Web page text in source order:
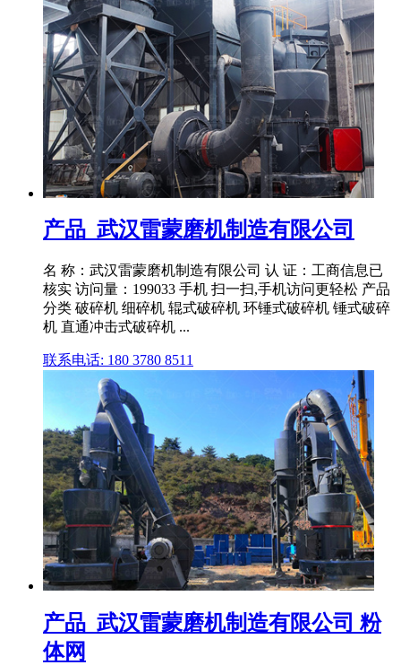
产品_武汉雷蒙磨机制造有限公司
名 称：武汉雷蒙磨机制造有限公司 认 证：工商信息已
核实 访问量：199033 手机 扫一扫,手机访问更轻松 产品
分类 破碎机 细碎机 辊式破碎机 环锤式破碎机 锤式破碎
机 直通冲击式破碎机 ...
联系电话: 180 3780 8511
产品_武汉雷蒙磨机制造有限公司 粉
体网